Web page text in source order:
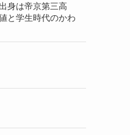
身は帝京第三高
と学生時代のかわ